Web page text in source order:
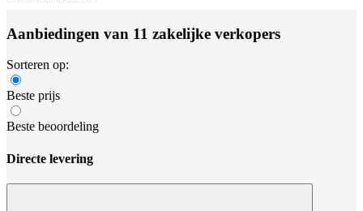
Aanbiedingen van 11 zakelijke verkopers
Sorteren op:
Beste prijs
Beste beoordeling
Directe levering